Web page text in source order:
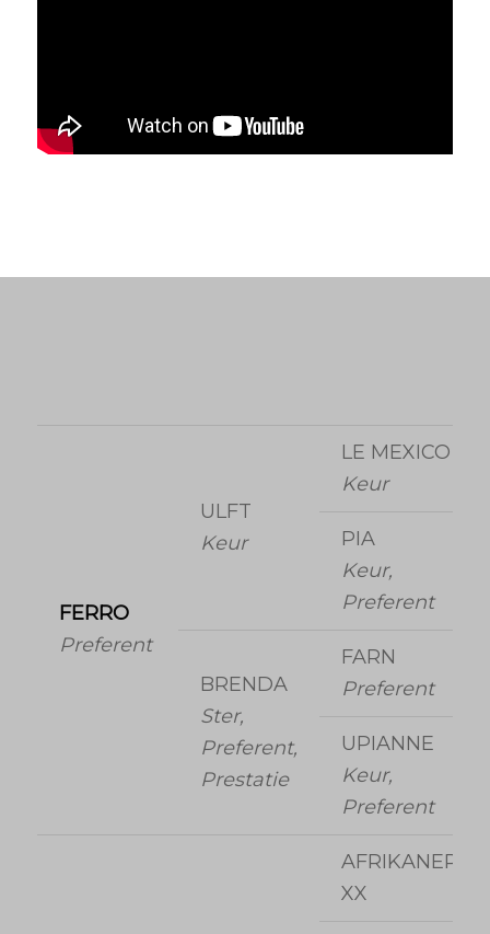
FERRO
Preferent
ULFT
Keur
LE MEXICO
Keur
PIA
Keur,
Preferent
BRENDA
Ster,
Preferent,
Prestatie
FARN
Preferent
UPIANNE
Keur,
Preferent
AFRIKANER
XX